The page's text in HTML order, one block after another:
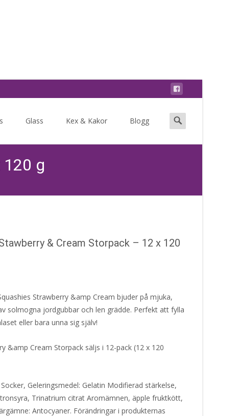
Glass Kex & Kakor Blogg
Search
for:
120 g
& Cream Storpack – 12 x 120
Strawberry &amp Cream bjuder på mjuka,
solmogna jordgubbar och len grädde. Perfekt att fylla
eller bara unna sig själv!
&amp Cream Storpack säljs i 12-pack (12 x 120
Geleringsmedel: Gelatin Modifierad stärkelse,
Trinatrium citrat Aromämnen, äpple fruktkött,
Antocyaner. Förändringar i produkternas